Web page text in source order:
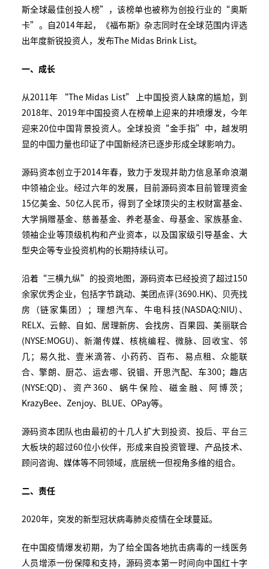
斯全球最佳创投人榜”，该榜单也被称为创投行业的“奥斯
卡”。自2014年起，《福布斯》杂志同时在全球范围内评选
出年度新锐投资人，发布The Midas Brink List。
一、成长
从2011年 “The Midas List” 上中国投资人缺席的尴尬，到
2018年、2019年中国投资人在榜单上迎来的井喷爆发，今年
迎来20位中国背景投资人。全球投资“金手指”中，越发明
显的中国力量也印证了中国新经济已逐步形成全球影响力。
源码资本创立于2014年春，致力于发现并助力信息革命浪潮
中领袖企业。经过六年的发展，目前源码资本目前管理资金
15亿美金、50亿人民币，得到了全球顶尖的主权财富基金、
大学捐赠基金、慈善基金、养老基金、母基金、家族基金、
领袖企业等顶级机构和产业资本，以及国家级引导基金、大
型央企等专业投资机构的长期持续认可。
沿着“三横九纵”的投资地图，源码资本已经投资了超过150
余家优秀企业，包括字节跳动、美团点评(3690.HK)、贝壳找
房（链家集团）；理想汽车、牛电科技(NASDAQ:NIU)、
RELX、云鲸、自如、居理新房、会找房、百果园、美丽联合
(NYSE:MOGU)、新潮传媒、核桃编程、微脉、回收宝、邻
几；易久批、壹米滴答、小药药、百布、易点租、众能联
合、擎朗、厨芯、运去哪、锐锢、开思汽配、车300；趣店
(NYSE:QD)、资产360、蜗牛保险、磁金融、阿博茨；
KrazyBee、Zenjoy、BLUE、OPay等。
源码资本团队也由最初的十几人扩大到投资、投后、平台三
大板块的超过60位小伙伴，形成来自投资管理、产品技术、
顾问咨询、媒体等不同领域，底层统一但视角多维的组合。
二、责任
2020年，突发的新型冠状病毒肺炎疫情在全球蔓延。
在中国疫情爆发初期，为了给全国各地抗击病毒的一线医务
人员增添一份保障和支持，源码资本第一时间向中国红十字